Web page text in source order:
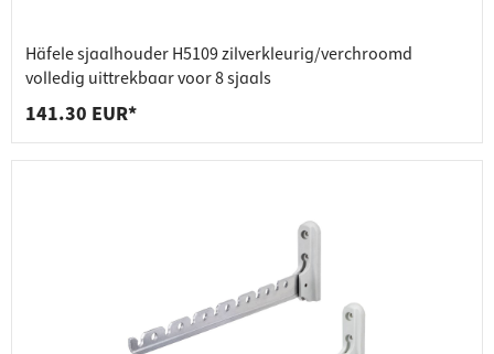
Häfele sjaalhouder H5109 zilverkleurig/verchroomd
volledig uittrekbaar voor 8 sjaals
141.30 EUR*